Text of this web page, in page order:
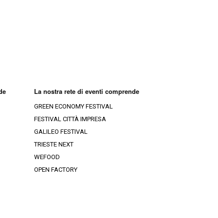
Ristoranti Belluno
La nostra rete di eventi comprende
GREEN ECONOMY FESTIVAL
FESTIVAL CITTÀ IMPRESA
GALILEO FESTIVAL
TRIESTE NEXT
WEFOOD
OPEN FACTORY